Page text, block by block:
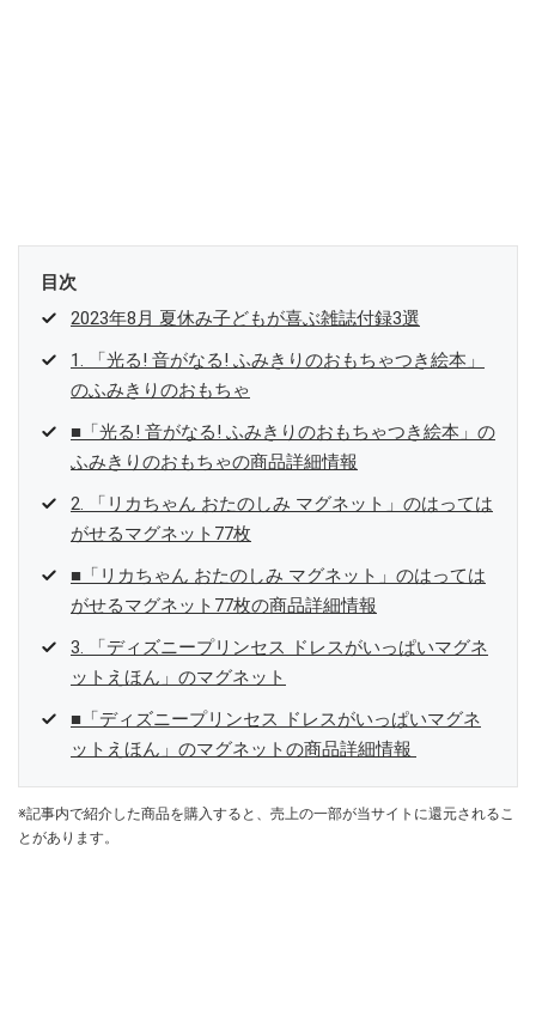
目次
2023年8月 夏休み子どもが喜ぶ雑誌付録3選
1. 「光る! 音がなる! ふみきりのおもちゃつき絵本」
のふみきりのおもちゃ
■「光る! 音がなる! ふみきりのおもちゃつき絵本」の
ふみきりのおもちゃの商品詳細情報
2. 「リカちゃん おたのしみ マグネット」のはっては
がせるマグネット77枚
■「リカちゃん おたのしみ マグネット」のはっては
がせるマグネット77枚の商品詳細情報
3. 「ディズニープリンセス ドレスがいっぱいマグネ
ットえほん」のマグネット
■「ディズニープリンセス ドレスがいっぱいマグネ
ットえほん」のマグネットの商品詳細情報
※記事内で紹介した商品を購入すると、売上の一部が当サイトに還元されるこ
とがあります。